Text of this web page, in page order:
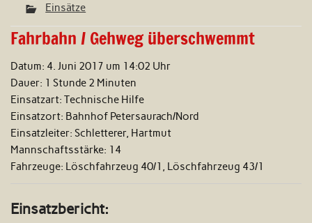
Einsätze
Fahrbahn / Gehweg überschwemmt
Datum: 4. Juni 2017 um 14:02 Uhr
Dauer: 1 Stunde 2 Minuten
Einsatzart: Technische Hilfe
Einsatzort: Bahnhof Petersaurach/Nord
Einsatzleiter: Schletterer, Hartmut
Mannschaftsstärke: 14
Fahrzeuge: Löschfahrzeug 40/1, Löschfahrzeug 43/1
Einsatzbericht: